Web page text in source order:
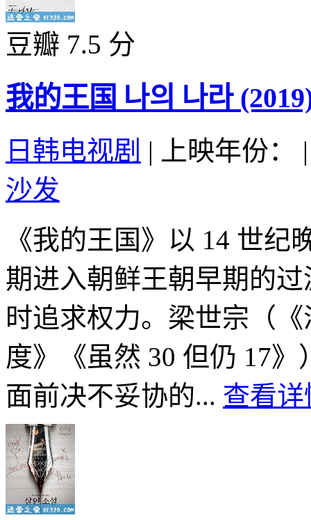
豆瓣 7.5 分
我的王国 나의 나라
日韩电视剧 | 上映年份：
|
沙发
《我的王国》以 14 世
期进入朝鲜王朝早期的
时追求权力。梁世宗（
度》《虽然 30 但仍 17
面前决不妥协的... 查看详